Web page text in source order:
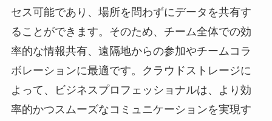
セス可能であり、場所を問わずにデータを共有す
ることができます。そのため、チーム全体での効
率的な情報共有、遠隔地からの参加やチームコラ
ボレーションに最適です。クラウドストレージに
よって、ビジネスプロフェッショナルは、より効
率的かつスムーズなコミュニケーションを実現す